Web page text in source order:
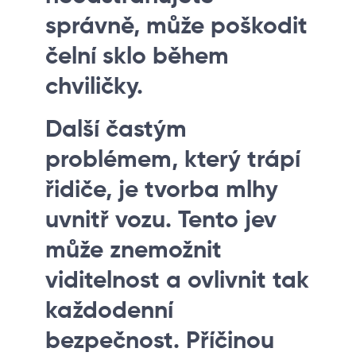
správně, může poškodit
čelní sklo během
chviličky.
Další častým
problémem, který trápí
řidiče, je tvorba mlhy
uvnitř vozu. Tento jev
může znemožnit
viditelnost a ovlivnit tak
každodenní
bezpečnost. Příčinou